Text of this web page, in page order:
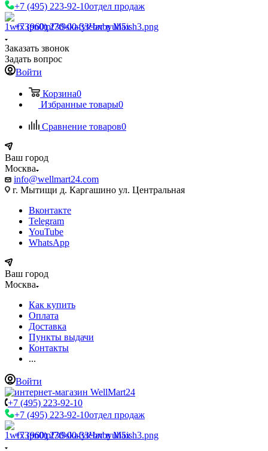
+7 (495) 223-92-10отдел продаж
+7 (960) 230-00-33Чат в Max
Заказать звонок
Задать вопрос
Войти
Корзина0
Избранные товары0
Сравнение товаров0
Ваш город
Москва
info@wellmart24.com
г. Мытищи д. Каргашино ул. Центральная
Вконтакте
Telegram
YouTube
WhatsApp
Ваш город
Москва
Как купить
Оплата
Доставка
Пункты выдачи
Контакты
...
Войти
+7 (495) 223-92-10
+7 (495) 223-92-10отдел продаж
+7 (960) 230-00-33Чат в Max